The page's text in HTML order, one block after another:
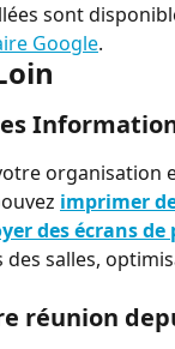
sont
Google.
organisation
imprimer
des écrans
salles,
réunion